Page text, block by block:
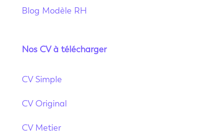
Blog Modèle RH
Nos CV à télécharger
CV Simple
CV Original
CV Metier